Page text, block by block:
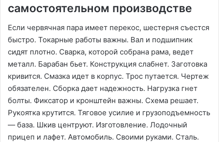
самостоятельном производстве
Если червячная пара имеет перекос, шестерня съестся
быстро. Токарные работы важны. Вал и подшипник
сидят плотно. Сварка, которой собрана рама, ведет
металл. Барабан бьет. Конструкция слабнет. Заготовка
кривится. Смазка идет в корпус. Трос путается. Чертеж
обязателен. Сборка дает надежность. Нагрузка гнет
болты. Фиксатор и кронштейн важны. Схема решает.
Рукоятка крутится. Тяговое усилие и грузоподъемность
— база. Шкив центруют. Изготовление. Лодочный
прицеп и лафет. Автомобиль. Своими руками. Сталь.